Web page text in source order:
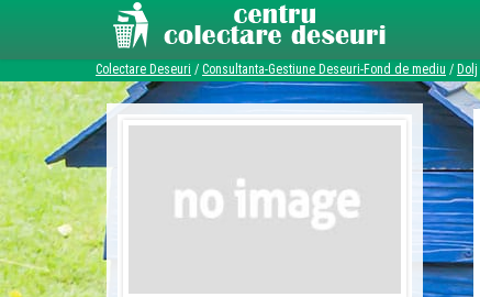
Colectare Deseuri / Consultanta-Gestiune Deseuri-Fond de mediu / Dolj